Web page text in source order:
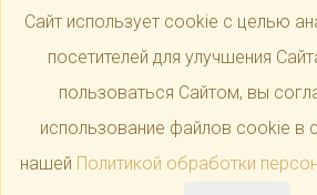
Crystal Light
Сайт использует cookie с целью
посетителей для улучшения
пользоваться Сайтом, вы
использование файлов cookie в
нашей Политикой обработки